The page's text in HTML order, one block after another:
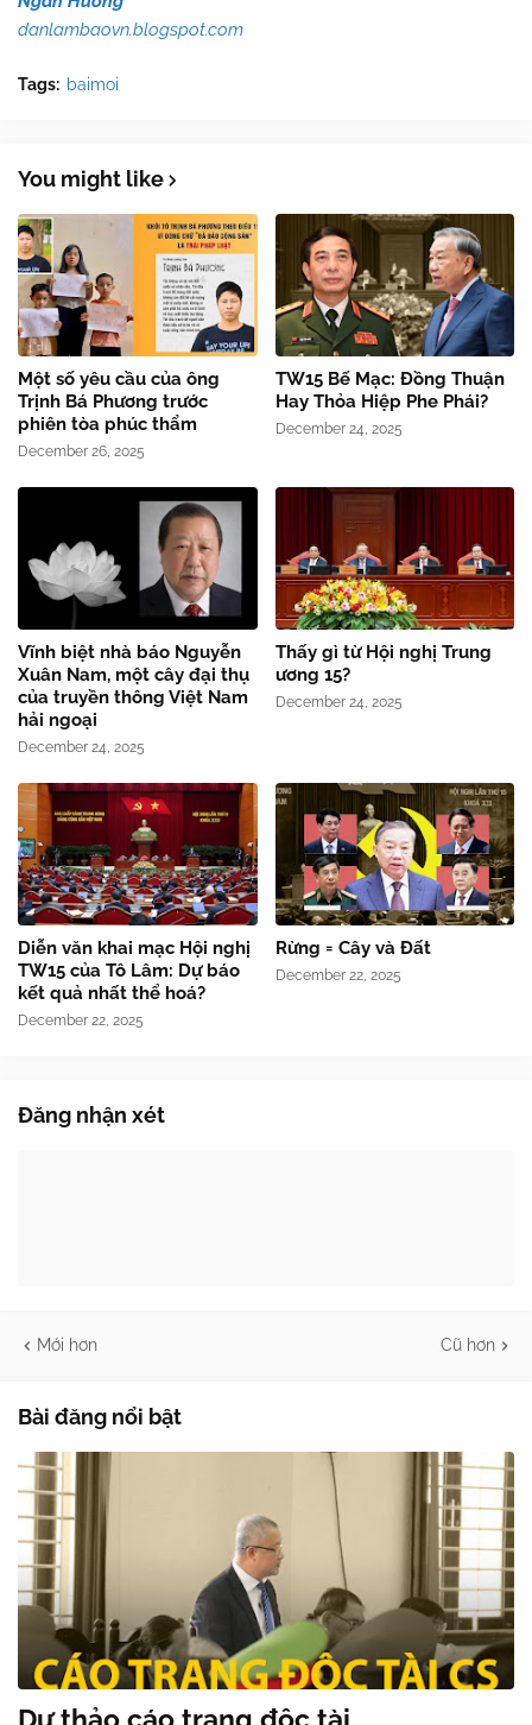
danlambaovn.blogspot.com
Tags: baimoi
You might like
Một số yêu cầu của ông
Trịnh Bá Phương trước
phiên tòa phúc thẩm
December 26, 2025
TW15 Bế Mạc: Đồng Thuận
Hay Thỏa Hiệp Phe Phái?
December 24, 2025
Vĩnh biệt nhà báo Nguyễn
Xuân Nam, một cây đại thụ
của truyền thông Việt Nam
hải ngoại
December 24, 2025
Thấy gì từ Hội nghị Trung
ương 15?
December 24, 2025
Diễn văn khai mạc Hội nghị
TW15 của Tô Lâm: Dự báo
kết quả nhất thể hoá?
December 22, 2025
Rừng = Cây và Đất
December 22, 2025
Đăng nhận xét
Mới hơn Cũ hơn
Bài đăng nổi bật